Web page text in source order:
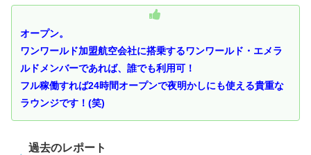
オープン。
ワンワールド加盟航空会社に搭乗するワンワールド・エメラ
ルドメンバーであれば、誰でも利用可！
フル稼働すれば24時間オープンで夜明かしにも使える貴重な
ラウンジです！(笑)
過去のレポート